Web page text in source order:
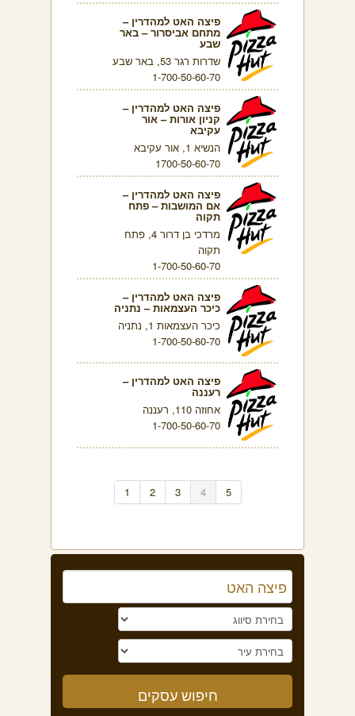
פיצה האט למהדרין –
מתחם אביסרור – באר
שבע
שדרות רגר 53, באר שבע
1-700-50-60-70
פיצה האט למהדרין –
קניון אורות – אור
עקיבא
הנשיא 1, אור עקיבא
1700-50-60-70
פיצה האט למהדרין –
אם המושבות – פתח
תקוה
מרדכי בן דרור 4, פתח
תקוה
1-700-50-60-70
פיצה האט למהדרין –
כיכר העצמאות – נתניה
כיכר העצמאות 1, נתניה
1-700-50-60-70
פיצה האט למהדרין –
רעננה
אחוזה 110, רעננה
1-700-50-60-70
1 2 3 4 5